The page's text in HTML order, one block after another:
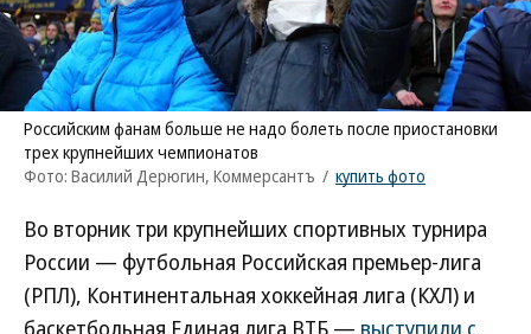
Российским фанам больше не надо болеть после приостановки
трех крупнейших чемпионатов
Фото: Василий Дерюгин, Коммерсантъ / купить фото
Во вторник три крупнейших спортивных турнира
России — футбольная Российская премьер-лига
(РПЛ), Континентальная хоккейная лига (КХЛ) и
баскетбольная Единая лига ВТБ — выступили с